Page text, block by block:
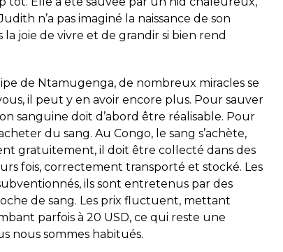
n’a pas imaginé la naissance de son
joie de vivre et de grandir si bien rend
de Ntamugenga, de nombreux miracles se
il peut y en avoir encore plus. Pour sauver
sanguine doit d’abord être réalisable. Pour
du sang. Au Congo, le sang s’achète,
gratuitement, il doit être collecté dans des
fois, correctement transporté et stocké. Les
ils sont entretenus par des
de sang. Les prix fluctuent, mettant
parfois à 20 USD, ce qui reste une
nous sommes habitués.